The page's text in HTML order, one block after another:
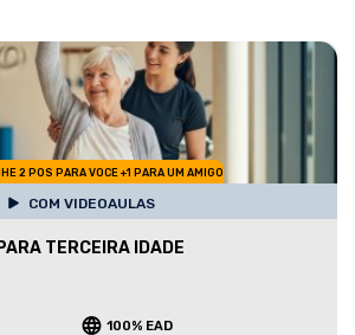
2 POS PARA VOCE +1 PARA UM AMIGO
COM VIDEOAULAS
TERCEIRA IDADE
100% EAD